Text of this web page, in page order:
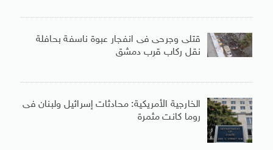
قتلى وجرحى فى انفجار عبوة ناسفة بحافلة
نقل ركاب قرب دمشق
الخارجية الأمريكية: محادثات إسرائيل ولبنان فى
روما كانت مثمرة